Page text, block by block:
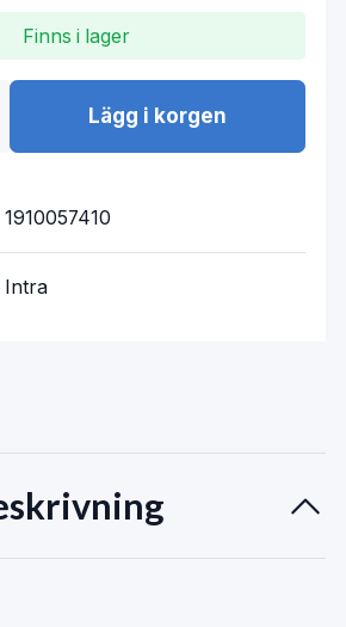
Finns i lager
Lägg i korgen
1910057410
Intra